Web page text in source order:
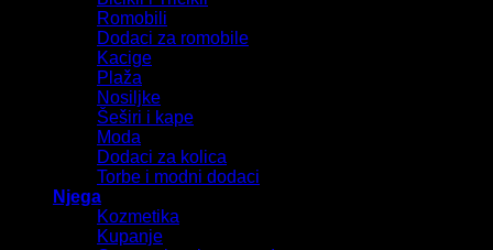
Romobili
Dodaci za romobile
Kacige
Plaža
Nosiljke
Šeširi i kape
Moda
Dodaci za kolica
Torbe i modni dodaci
Njega
Kozmetika
Kupanje